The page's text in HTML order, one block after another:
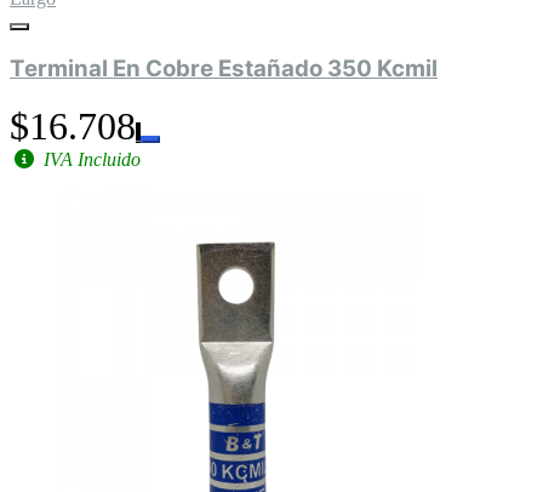
Terminal En Cobre Estañado 350 Kcmil
$16.708
IVA Incluido